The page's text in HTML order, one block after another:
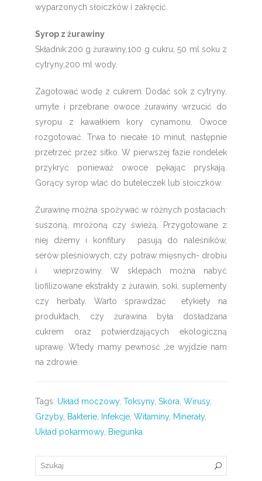
wyparzonych słoiczków i zakręcić.
Syrop z żurawiny
Składnik:200 g żurawiny,100 g cukru, 50 ml soku z
cytryny,200 ml wody.
Zagotować wodę z cukrem. Dodać sok z cytryny,
umyte i przebrane owoce żurawiny wrzucić do
syropu z kawałkiem kory cynamonu. Owoce
rozgotować. Trwa to niecałe 10 minut, następnie
przetrzeć przez sitko. W pierwszej fazie rondelek
przykryć ponieważ owoce pękając pryskają.
Gorący syrop wlać do buteleczek lub słoiczków.
Żurawinę można spożywać w różnych postaciach:
suszoną, mrożoną czy świeżą. Przygotowane z
niej dżemy i konfitury pasują do naleśników,
serów pleśniowych, czy potraw mięsnych- drobiu
i wieprzowiny. W sklepach można nabyć
liofilizowane ekstrakty z żurawin, soki, suplementy
czy herbaty. Warto sprawdzać etykiety na
produktach, czy żurawina była dosładzana
cukrem oraz potwierdzających ekologiczną
uprawę. Wtedy mamy pewność ,że wyjdzie nam
na zdrowie.
Tags: Układ moczowy, Toksyny, Skóra Wirusy,
Grzyby, Bakterie, Infekcje, Witaminy, Minerały,
Układ pokarmowy, Biegunka